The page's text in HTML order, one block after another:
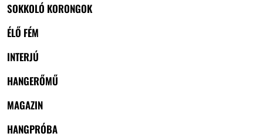
SOKKOLÓ KORONGOK
ÉLŐ FÉM
INTERJÚ
HANGERŐMŰ
MAGAZIN
HANGPRÓBA